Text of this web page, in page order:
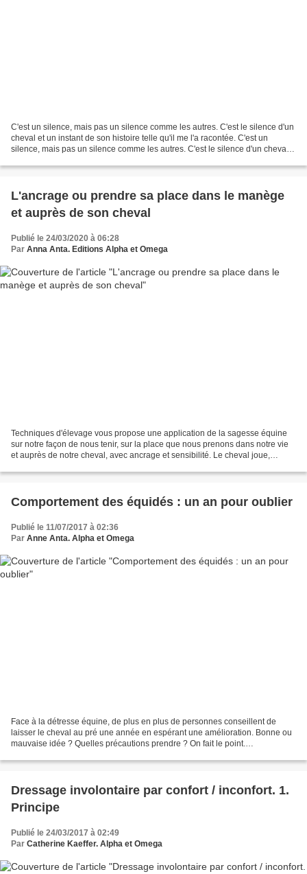
C'est un silence, mais pas un silence comme les autres. C'est le silence d'un
cheval et un instant de son histoire telle qu'il me l'a racontée. C'est un
silence, mais pas un silence comme les autres. C'est le silence d'un cheval.
L'ancrage ou prendre sa place dans le manège
et auprès de son cheval
Publié le 24/03/2020 à 06:28
Par Anna Anta. Editions Alpha et Omega
Techniques d'élevage vous propose une application de la sagesse équine
sur notre façon de nous tenir, sur la place que nous prenons dans notre vie
et auprès de notre cheval, avec ancrage et sensibilité. Le cheval joue,
Comportement des équidés : un an pour oublier
Publié le 11/07/2017 à 02:36
Par Anne Anta. Alpha et Omega
Face à la détresse équine, de plus en plus de personnes conseillent de
laisser le cheval au pré une année en espérant une amélioration. Bonne ou
mauvaise idée ? Quelles précautions prendre ? On fait le point.
Dressage involontaire par confort / inconfort. 1.
Principe
Publié le 24/03/2017 à 02:49
Par Catherine Kaeffer. Alpha et Omega